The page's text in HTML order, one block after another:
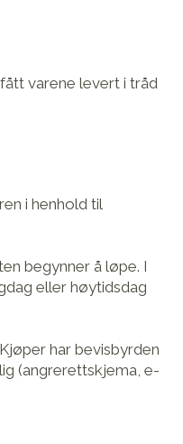
varene levert i tråd
i henhold til
begynner å løpe. I
eller høytidsdag
har bevisbyrden
(angrerettskjema, e-